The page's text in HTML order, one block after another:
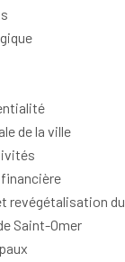
de la ville
financière
revégétalisation du
Saint-Omer